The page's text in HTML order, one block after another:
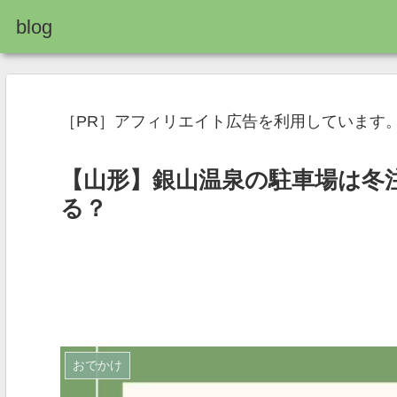
blog
［PR］アフィリエイト広告を利用しています
【山形】銀山温泉の駐車場は
る？
おでかけ